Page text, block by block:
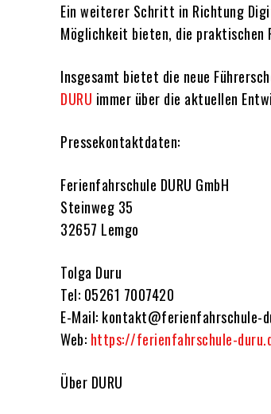
Ein weiterer Schritt in Richtung
Möglichkeit bieten, die praktischen
Insgesamt bietet die neue
DURU immer über die aktuellen
Pressekontaktdaten:
Ferienfahrschule DURU GmbH
Steinweg 35
32657 Lemgo
Tolga Duru
Tel: 05261 7007420
E-Mail: kontakt@ferienfahrschule-
Web: https://ferienfahrschule-
Über DURU